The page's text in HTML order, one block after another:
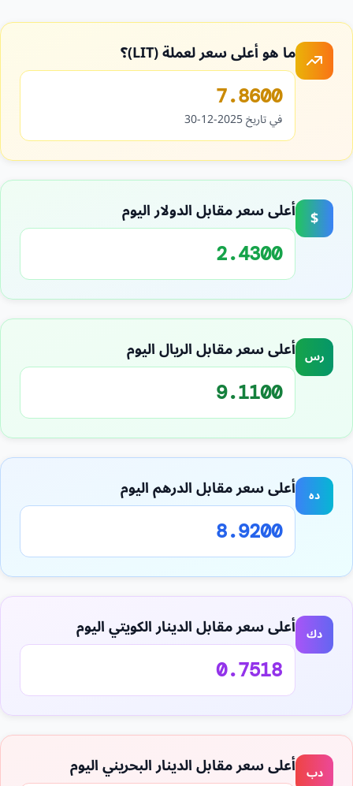
ما هو أعلى سعر لعملة (LIT)؟
7.8600
في تاريخ 2025-12-30
$ أعلى سعر مقابل الدولار اليوم
2.4300
رس أعلى سعر مقابل الريال اليوم
9.1100
ده أعلى سعر مقابل الدرهم اليوم
8.9200
دك أعلى سعر مقابل الدينار الكويتي اليوم
0.7518
دب أعلى سعر مقابل الدينار البحريني اليوم